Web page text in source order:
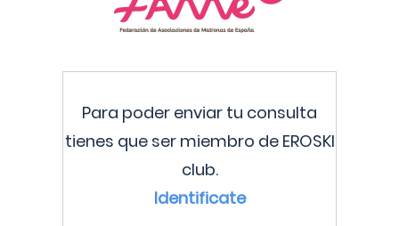
Para poder enviar tu consulta
tienes que ser miembro de EROSKI
club.
Identificate